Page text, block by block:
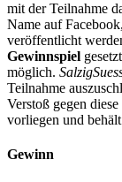
mit der Teilnahme
Name auf
veröffentlicht
Gewinnspiel
möglich.
Teilnahme
Verstoß gegen
vorliegen und
Gewinn